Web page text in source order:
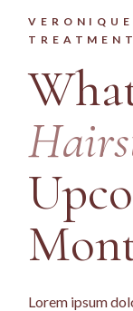
Lorem ipsum